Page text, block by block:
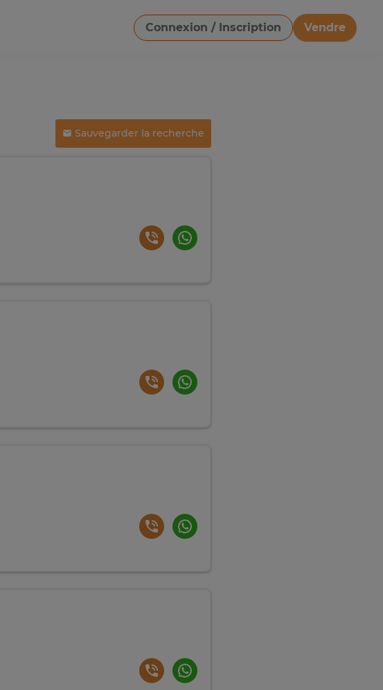
Connexion / Inscription
Vendre
Télécharger une image
Sauvegarder la recherche